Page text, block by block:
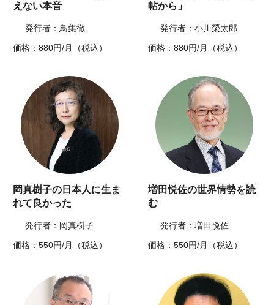
えない本音
発行者：鳥集徹
価格：880円/月（税込）
帖から」
発行者：小川榮太郎
価格：880円/月（税込）
岡真樹子の日本人に生ま
れて良かった
発行者：岡真樹子
価格：550円/月（税込）
増田悦佐の世界情勢を読
む
発行者：増田悦佐
価格：550円/月（税込）